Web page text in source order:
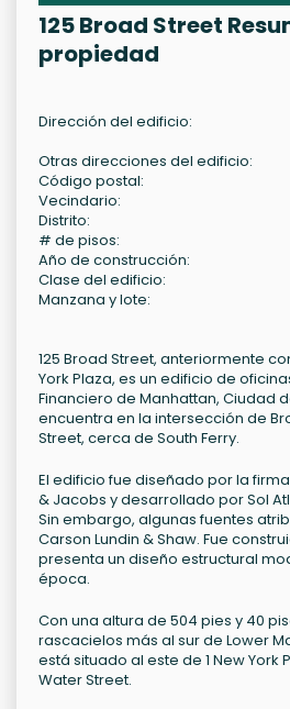
125 Broad Street
propiedad
Dirección del edificio:
Otras direcciones del edificio:
Código postal:
Vecindario:
Distrito:
# de pisos:
Año de construcción:
Clase del edificio:
Manzana y lote:
125 Broad Street, anteriormente
York Plaza, es un edificio de
Financiero de Manhattan, Ciudad
encuentra en la intersección de
Street, cerca de South Ferry.
El edificio fue diseñado por la
& Jacobs y desarrollado por Sol
Sin embargo, algunas fuentes
Carson Lundin & Shaw. Fue
presenta un diseño estructural
época.
Con una altura de 504 pies y 40
rascacielos más al sur de Lower
está situado al este de 1 New York
Water Street.